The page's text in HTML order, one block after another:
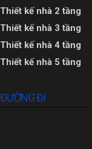
Thiết kế nhà 2 tầng
Thiết kế nhà 3 tầng
Thiết kế nhà 4 tầng
Thiết kế nhà 5 tầng
ĐƯỜNG ĐI